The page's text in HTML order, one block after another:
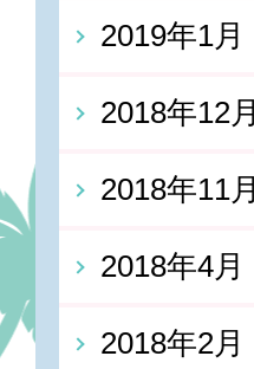
2019年1月
2018年12月
2018年11月
2018年4月
2018年2月